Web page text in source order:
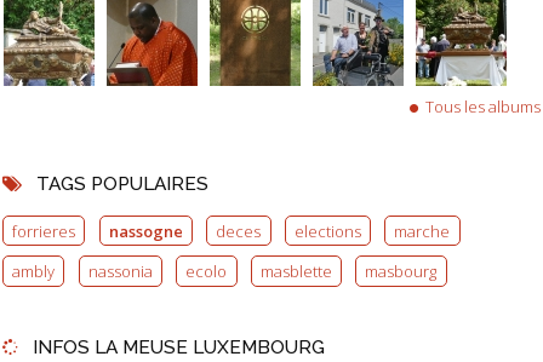
Tous les albums
TAGS POPULAIRES
forrieres nassogne deces elections
marche
ambly
nassonia ecolo masblette masbourg
INFOS LA MEUSE LUXEMBOURG